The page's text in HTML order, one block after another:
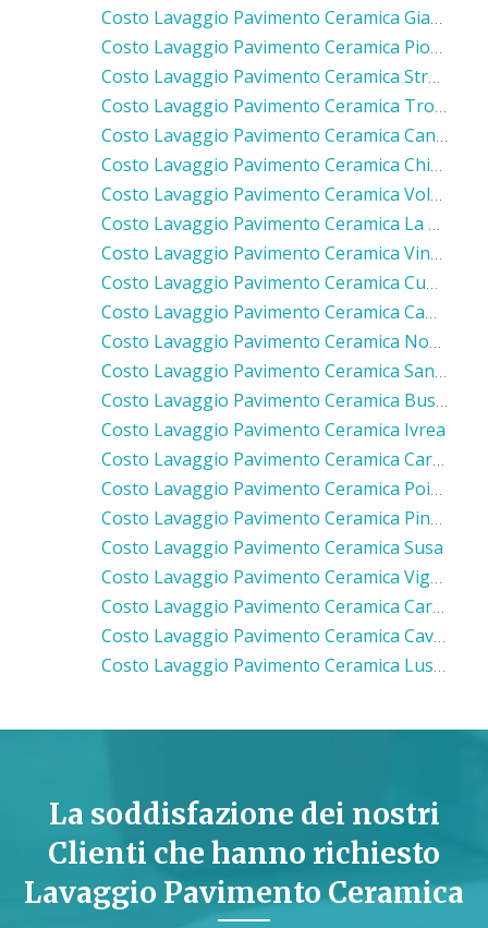
Costo Lavaggio Pavimento Ceramica Giaveno
Costo Lavaggio Pavimento Ceramica Piossasco
Costo Lavaggio Pavimento Ceramica Strambino
Costo Lavaggio Pavimento Ceramica Trofarello
Costo Lavaggio Pavimento Ceramica Candiolo
Costo Lavaggio Pavimento Ceramica Chieri
Costo Lavaggio Pavimento Ceramica Volvera
Costo Lavaggio Pavimento Ceramica La Loggia
Costo Lavaggio Pavimento Ceramica Vinovo
Costo Lavaggio Pavimento Ceramica Cumiana
Costo Lavaggio Pavimento Ceramica Cambiano
Costo Lavaggio Pavimento Ceramica None
Costo Lavaggio Pavimento Ceramica Santena
Costo Lavaggio Pavimento Ceramica Bussoleno
Costo Lavaggio Pavimento Ceramica Ivrea
Costo Lavaggio Pavimento Ceramica Carignano
Costo Lavaggio Pavimento Ceramica Poirino
Costo Lavaggio Pavimento Ceramica Pinerolo
Costo Lavaggio Pavimento Ceramica Susa
Costo Lavaggio Pavimento Ceramica Vigone
Costo Lavaggio Pavimento Ceramica Carmagnola
Costo Lavaggio Pavimento Ceramica Cavour
Costo Lavaggio Pavimento Ceramica Luserna San Giovanni
La soddisfazione dei nostri
Clienti che hanno richiesto
Lavaggio Pavimento Ceramica